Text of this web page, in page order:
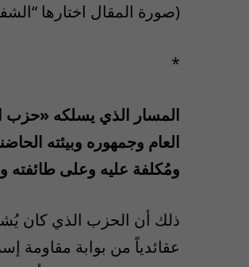
(صورة المقال اختارها
*
المسار الذي يسلكه «حزب
العام وجمهوره وبيئته
ومُكلفة عليه وعلى طائفته
ذلك أن الحزب الذي كان
عقائدياً من بوابة مقاومة